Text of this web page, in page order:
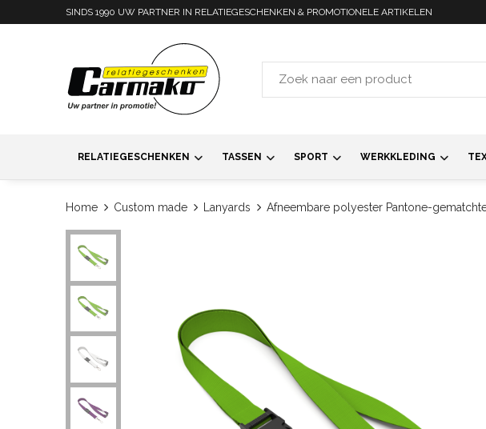
SINDS 1990 UW PARTNER IN RELATIEGESCHENKEN & PROMOTIONELE ARTIKELEN
RELATIEGESCHENKEN TASSEN SPORT WERKKLEDING
Home Custom made Lanyards Afneembare polyester Pantone-